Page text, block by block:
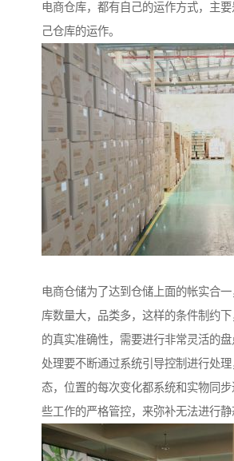
电商仓库，都有自己的运作方式，主要
己仓库的运作。
电商仓储为了达到仓储上面的帐实合
库数量大，品类多，这样的条件制约
的真实准确性，需要进行非常灵活的
处理要不断通过系统引导控制进行处
态，位置的每次变化都系统和实物同
些工作的严格管控，来弥补无法进行静